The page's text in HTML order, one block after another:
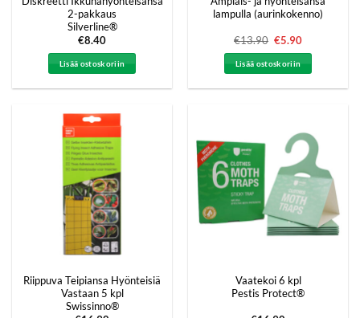
2-pakkaus
Silverline®
€8.40
Lisää ostoskoriin
lampulla (aurinkokenno)
€13.90 Alkuperäinen
oli:
€13.90.
€5.90Nykyinen
Lisää ostoskoriin
Riippuva Teipiansa Hyönteisiä
Vastaan 5 kpl
Swissinno®
Vaatekoi 6 kpl
Pestis Protect®